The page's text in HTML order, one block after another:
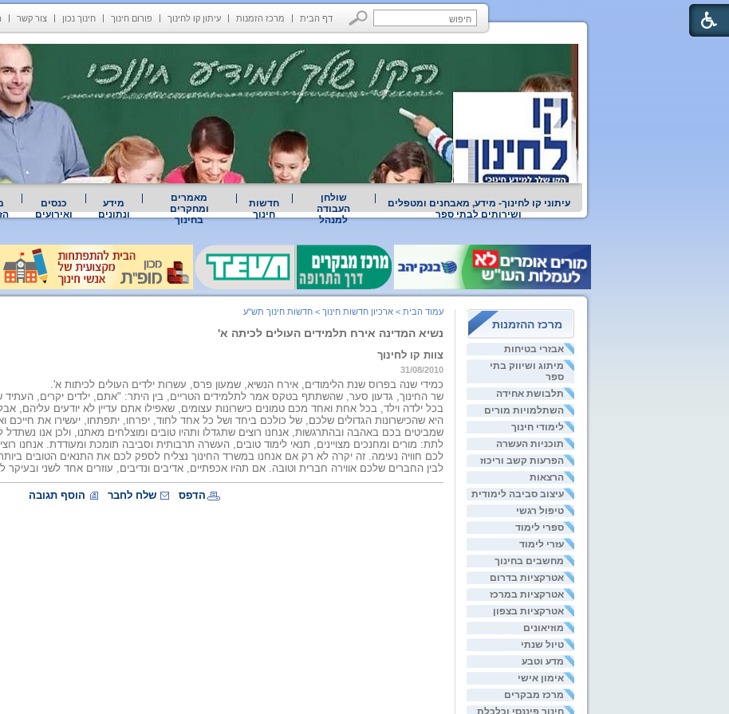
דף הבית מרכז הזמנות עיתון קו לחינוך פורום חינוך חינוך נכון צור קשר
עיתוני קו לחינוך- מידע, מאבחנים ומטפלים
ושירותים לבתי ספר
שולחן
העבודה
למנהל
חדשות
חינוך
מאמרים
ומחקרים
בחינוך
מידע
ונתונים
כנסים
ואירועים
מרכז ההזמנות
אבזרי בטיחות
מיתוג ושיווק בתי
ספר
תלבושת אחידה
השתלמויות מורים
לימודי חינוך
תוכניות העשרה
הפרעות קשב וריכוז
הרצאות
עיצוב סביבה לימודית
טיפול רגשי
ספרי לימוד
עזרי לימוד
מחשבים בחינוך
אטרקציות בדרום
אטרקציות במרכז
אטרקציות בצפון
מוזיאונים
טיול שנתי
מדע וטבע
אימון אישי
מרכז מבקרים
חינוך פיננסי וכלכלת
עמוד הבית > ארכיון חדשות חינוך > חדשות חינוך תש"ע
נשיא המדינה אירח תלמידים העולים לכיתה א'
צוות קו לחינוך
31/08/2010
כמידי שנה בפרוס שנת הלימודים, אירח הנשיא, שמעון פרס, עשרות ילדים העולים לכיתות א'.
שר החינוך, גדעון סער, שהשתתף בטקס אמר לתלמידים הטריים, בין היתר: "אתם, ילדים יקרים,
בכל ילדה וילד, בכל אחת ואחד מכם טמונים כישרונות עצומים, שאפילו אתם עדיין לא יודעים עליהם,
היא שהכישרונות הגדולים שלכם, של כולכם ביחד ושל כל אחד לחוד, יפרחו, יתפתחו, יעשירו את
שמביטים בכם באהבה ובהתרגשות, אנחנו רוצים שתגדלו ותהיו טובים ומוצלחים מאתנו, ולכן אנו
לתת: מורים ומחנכים מצויינים, תנאי לימוד טובים, העשרה תרבותית וסביבה תומכת ומעודדת. אנחנו
לכם חוויה נעימה. זה יקרה לא רק אם אנחנו במשרד החינוך נצליח לספק לכם את התנאים הטובים
לבין החברים שלכם אווירה חברית וטובה. אם תהיו אכפתיים, אדיבים ונדיבים, עוזרים אחד לשני ובעיקר
הדפס שלח לחבר הוסף תגובה